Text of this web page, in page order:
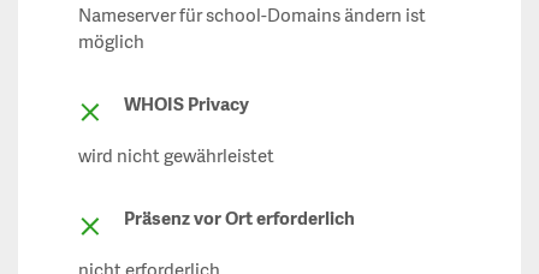
Nameserver für school-Domains ändern ist
möglich
WHOIS Privacy
wird nicht gewährleistet
Präsenz vor Ort erforderlich